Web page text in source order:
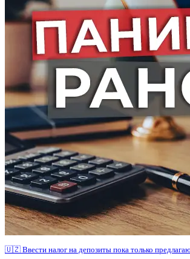
🇺🇿 Ввести налог на депозиты пока только